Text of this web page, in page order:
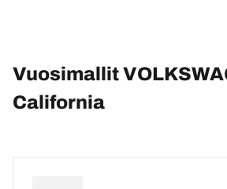
Vuosimallit
California